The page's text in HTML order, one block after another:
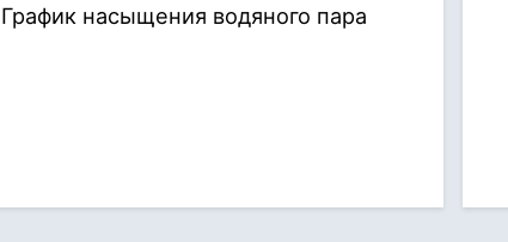
График насыщения водяного пара